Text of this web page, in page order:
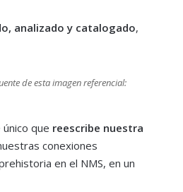
analizado y catalogado,
de esta imagen referencial:
que reescribe nuestra
conexiones
en el NMS, en un